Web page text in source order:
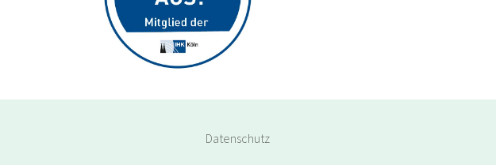
Qualitätsmanagement
& QM-Systeme
Medizinische
Datenschutz